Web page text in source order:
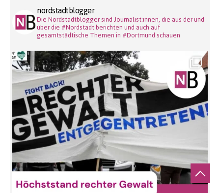
nordstadtblogger
Die Nordstadtblogger sind Journalist:innen, die aus der und
über die #Nordstadt berichten und auch auf
gesamtstädtische Themen in #Dortmund schauen